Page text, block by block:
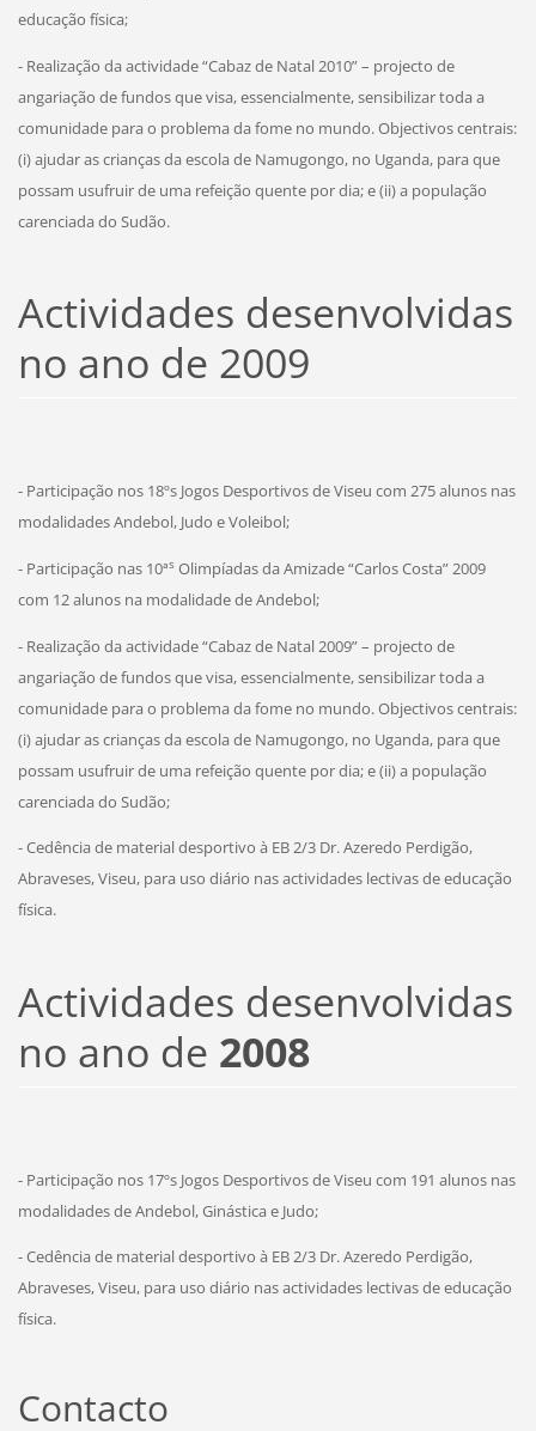
educação física;
- Realização da actividade “Cabaz de Natal 2010” – projecto de
angariação de fundos que visa, essencialmente, sensibilizar toda a
comunidade para o problema da fome no mundo. Objectivos centrais:
(i) ajudar as crianças da escola de Namugongo, no Uganda, para que
possam usufruir de uma refeição quente por dia; e (ii) a população
carenciada do Sudão.
Actividades desenvolvidas
no ano de 2009
- Participação nos 18ºs Jogos Desportivos de Viseu com 275 alunos nas
modalidades Andebol, Judo e Voleibol;
- Participação nas 10ªs Olimpíadas da Amizade “Carlos Costa” 2009
com 12 alunos na modalidade de Andebol;
- Realização da actividade “Cabaz de Natal 2009” – projecto de
angariação de fundos que visa, essencialmente, sensibilizar toda a
comunidade para o problema da fome no mundo. Objectivos centrais:
(i) ajudar as crianças da escola de Namugongo, no Uganda, para que
possam usufruir de uma refeição quente por dia; e (ii) a população
carenciada do Sudão;
- Cedência de material desportivo à EB 2/3 Dr. Azeredo Perdigão,
Abraveses, Viseu, para uso diário nas actividades lectivas de educação
física.
Actividades desenvolvidas
no ano de 2008
- Participação nos 17ºs Jogos Desportivos de Viseu com 191 alunos nas
modalidades de Andebol, Ginástica e Judo;
- Cedência de material desportivo à EB 2/3 Dr. Azeredo Perdigão,
Abraveses, Viseu, para uso diário nas actividades lectivas de educação
física.
Contacto